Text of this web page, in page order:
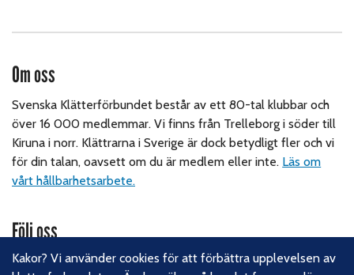
Om oss
Svenska Klätterförbundet består av ett 80-tal klubbar och
över 16 000 medlemmar. Vi finns från Trelleborg i söder till
Kiruna i norr. Klättrarna i Sverige är dock betydligt fler och vi
för din talan, oavsett om du är medlem eller inte. Läs om
vårt hållbarhetsarbete.
Följ oss
Facebook
Kakor? Vi använder cookies för att förbättra upplevelsen av